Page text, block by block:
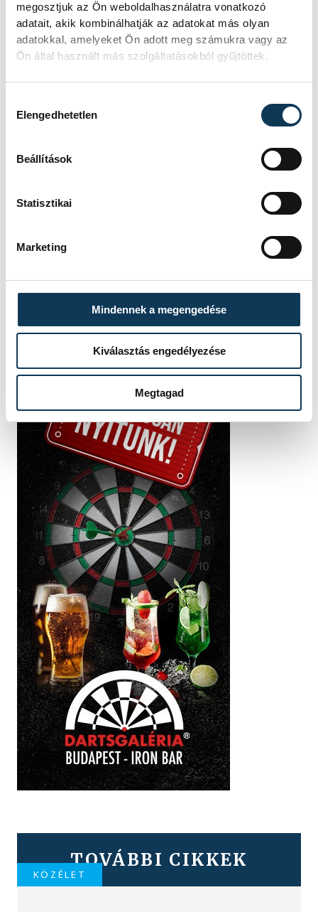
megosztjuk az Ön weboldalhasználatra vonatkozó
adatait, akik kombinálhatják az adatokat más olyan
adatokkal, amelyeket Ön adott meg számukra vagy az
Ön által használt más szolgáltatásokból gyűjtöttek.
Elengedhetetlen
Beállítások
Statisztikai
Marketing
Mindennek a megengedése
Kiválasztás engedélyezése
Megtagad
közélet
Európa Kulturális Fővárosa
kiállítás
Hegedűs Barbara
Tartu
Schőberl Márton
FOTÓS
Domján
Attila
TOVÁBBI CIKKEK
KÖZÉLET